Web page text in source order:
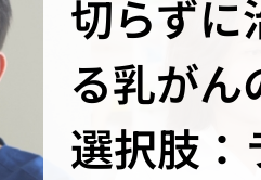
切らずに
る乳がん
選択肢：